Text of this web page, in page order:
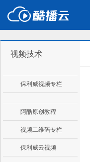
产品与新功能
视频加密防下
教学课程全终端视
防下载/防盗录/防录
应用场景
企业宣传
企业视频宣传，提
个人网站
为个人网站、博客
视频技术
保利威视频专栏
阿酷原创教程
视频二维码专栏
保利威云视频